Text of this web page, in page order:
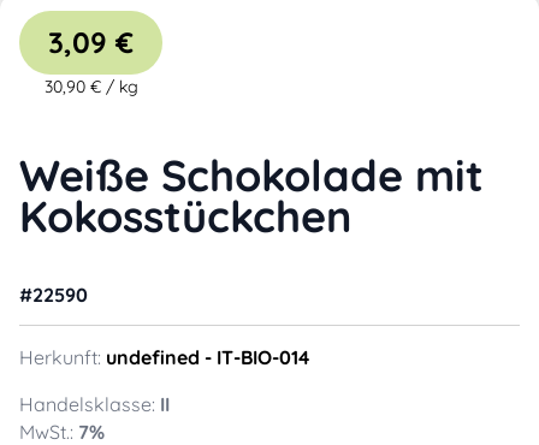
Weiße Schokolade mit
Kokosstückchen
#22590
Herkunft: undefined - IT-BIO-014
Handelsklasse: II
MwSt.: 7%
3,09 €
30,90 €/ kg